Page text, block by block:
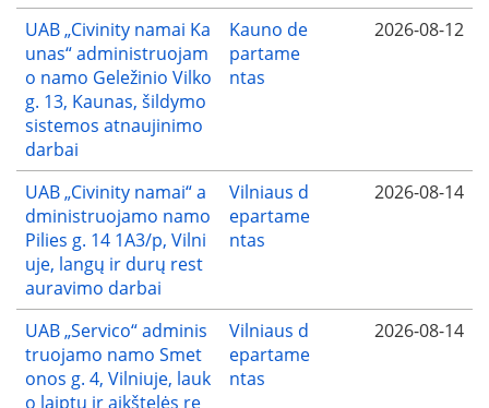
UAB „Civinity namai Ka
unas“ administruojam
o namo Geležinio Vilko
g. 13, Kaunas, šildymo
sistemos atnaujinimo
darbai
Kauno de
partame
ntas
2026-08-12
UAB „Civinity namai“ a
dministruojamo namo
Pilies g. 14 1A3/p, Vilni
uje, langų ir durų rest
auravimo darbai
Vilniaus d
epartame
ntas
2026-08-14
UAB „Servico“ adminis
truojamo namo Smet
onos g. 4, Vilniuje, lauk
o laiptų ir aikštelės re
Vilniaus d
epartame
ntas
2026-08-14